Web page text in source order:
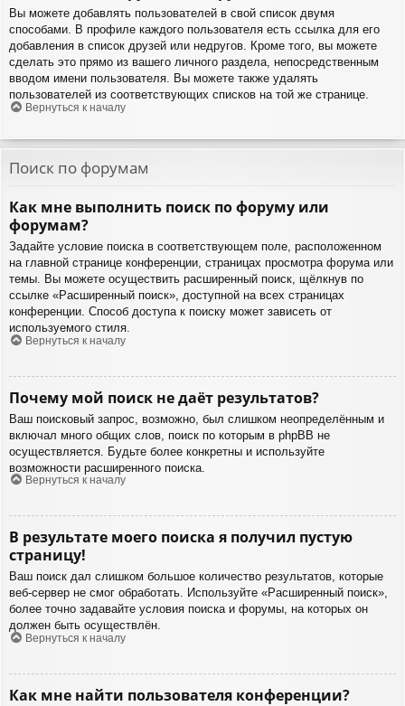
Вы можете добавлять пользователей в свой список двумя
способами. В профиле каждого пользователя есть ссылка для его
добавления в список друзей или недругов. Кроме того, вы можете
сделать это прямо из вашего личного раздела, непосредственным
вводом имени пользователя. Вы можете также удалять
пользователей из соответствующих списков на той же странице.
Вернуться к началу
Поиск по форумам
Как мне выполнить поиск по форуму или
форумам?
Задайте условие поиска в соответствующем поле, расположенном
на главной странице конференции, страницах просмотра форума или
темы. Вы можете осуществить расширенный поиск, щёлкнув по
ссылке «Расширенный поиск», доступной на всех страницах
конференции. Способ доступа к поиску может зависеть от
используемого стиля.
Вернуться к началу
Почему мой поиск не даёт результатов?
Ваш поисковый запрос, возможно, был слишком неопределённым и
включал много общих слов, поиск по которым в phpBB не
осуществляется. Будьте более конкретны и используйте
возможности расширенного поиска.
Вернуться к началу
В результате моего поиска я получил пустую
страницу!
Ваш поиск дал слишком большое количество результатов, которые
веб-сервер не смог обработать. Используйте «Расширенный поиск»,
более точно задавайте условия поиска и форумы, на которых он
должен быть осуществлён.
Вернуться к началу
Как мне найти пользователя конференции?